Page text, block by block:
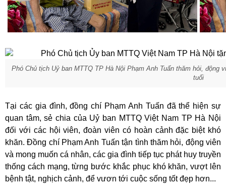
Phó Chủ tịch Uỷ ban MTTQ TP Hà Nội Phạm Anh Tuấn thăm hỏi, động
tuổi
Tại các gia đình, đồng chí Phạm Anh Tuấn đã thể hiện sự
quan tâm, sẻ chia của Uỷ ban MTTQ Việt Nam TP Hà Nội
đối với các hội viên, đoàn viên có hoàn cảnh đặc biệt khó
khăn. Đồng chí Phạm Anh Tuấn tận tình thăm hỏi, động viên
và mong muốn cá nhân, các gia đình tiếp tục phát huy truyền
thống cách mạng, từng bước khắc phục khó khăn, vượt lên
bệnh tật, nghịch cảnh, để vươn tới cuộc sống tốt đẹp hơn...